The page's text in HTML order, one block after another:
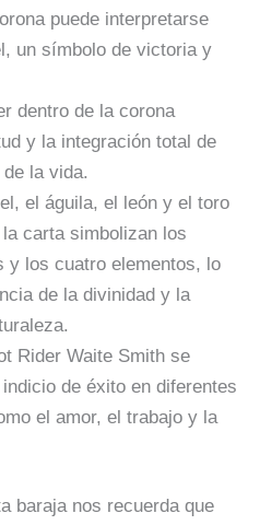
puede interpretarse
un símbolo de victoria y
dentro de la corona
y la integración total de
la vida.
el águila, el león y el toro
carta simbolizan los
y los cuatro elementos, lo
de la divinidad y la
Rider Waite Smith se
de éxito en diferentes
el amor, el trabajo y la
baraja nos recuerda que